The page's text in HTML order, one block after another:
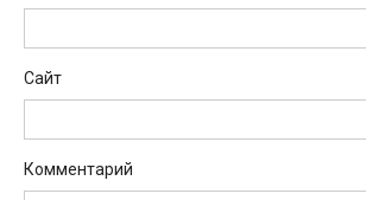
Сайт
Комментарий